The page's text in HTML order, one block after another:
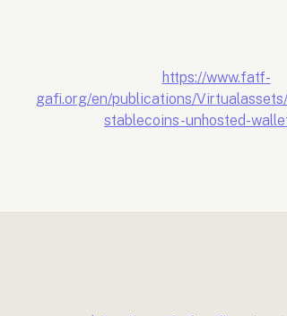
https://www.fatf-
gafi.org/en/publications/
stablecoins-unhosted-